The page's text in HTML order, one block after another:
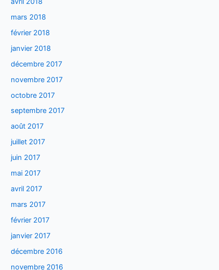
mars 2018
février 2018
janvier 2018
décembre 2017
novembre 2017
octobre 2017
septembre 2017
août 2017
juillet 2017
juin 2017
mai 2017
avril 2017
mars 2017
février 2017
janvier 2017
décembre 2016
novembre 2016